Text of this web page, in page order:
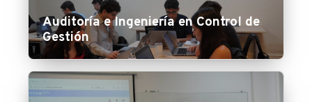
Auditoría e Ingeniería en Control de
Gestión